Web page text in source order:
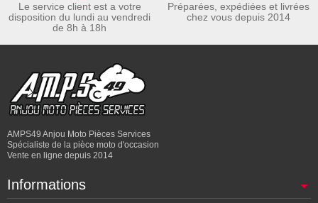
Le service client est a votre
disposition du lundi au vendredi
de 8h à 18h
Préparées, expédiées et livrées
chez vous depuis 2014
AMPS49 Anjou Moto Pièces Services
Spécialiste de la pièce moto d'occasion
Vente en ligne depuis 2014
Informations